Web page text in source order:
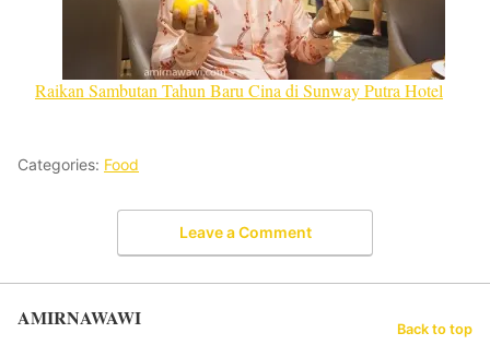
Raikan Sambutan Tahun Baru Cina di Sunway Putra Hotel
Categories: Food
Leave a Comment
AMIRNAWAWI Back to top